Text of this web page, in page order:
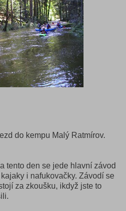
do kempu Malý Ratmírov.
tento den se jede hlavní závod
i nafukovačky. Závodí se
za zkoušku, ikdyž jste to